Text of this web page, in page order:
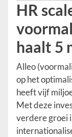
HR
haalt 5
Alleo
op het
heeft vijf
Met deze
verdere groei